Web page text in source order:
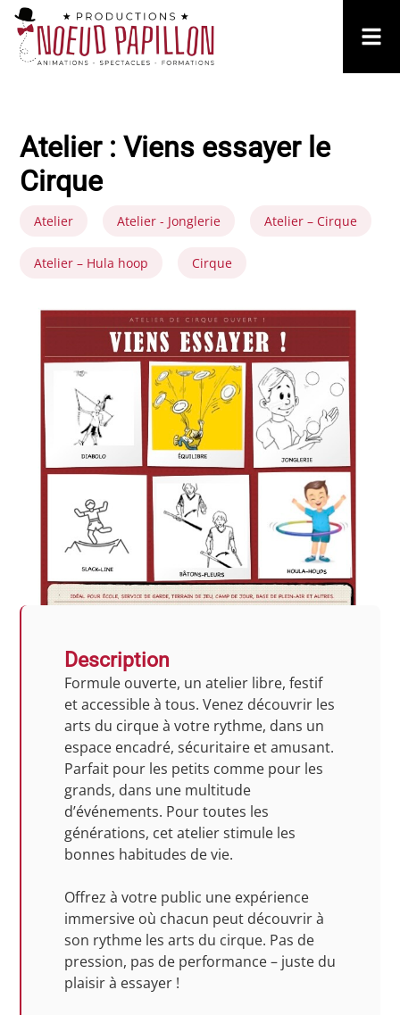
Atelier : Viens essayer le
Cirque
Atelier Atelier - Jonglerie Atelier – Cirque
Atelier – Hula hoop Cirque
Description
Formule ouverte​, un atelier libre, festif
et accessible à tous. Venez découvrir les
arts du cirque à votre rythme, dans un
espace encadré, sécuritaire et amusant.
Parfait pour les petits comme pour les
grands, dans une multitude
d’événements. Pour toutes les
générations, cet atelier stimule les
bonnes habitudes de vie.
Offrez à votre public une expérience
immersive où chacun peut découvrir à
son rythme les arts du cirque. Pas de
pression, pas de performance – juste du
plaisir à essayer !